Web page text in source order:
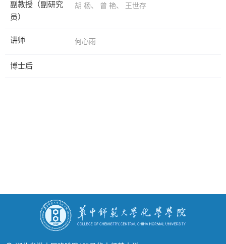
副教授（副研究
员）
胡 杨、 曾 艳、 王世存
讲师 何心雨
博士后